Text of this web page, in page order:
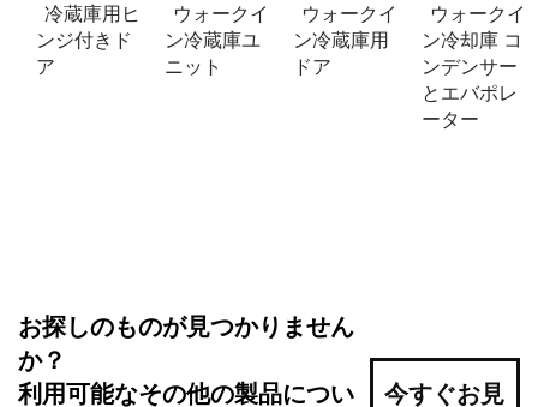
冷蔵庫用ヒ
ンジ付きド
ア
ウォークイ
ン冷蔵庫ユ
ニット
ウォークイ
ン冷蔵庫用
ドア
ウォークイ
ン冷却庫 コ
ンデンサー
とエバポレ
ーター
お探しのものが見つかりません
か？
利用可能なその他の製品につい
今すぐお見